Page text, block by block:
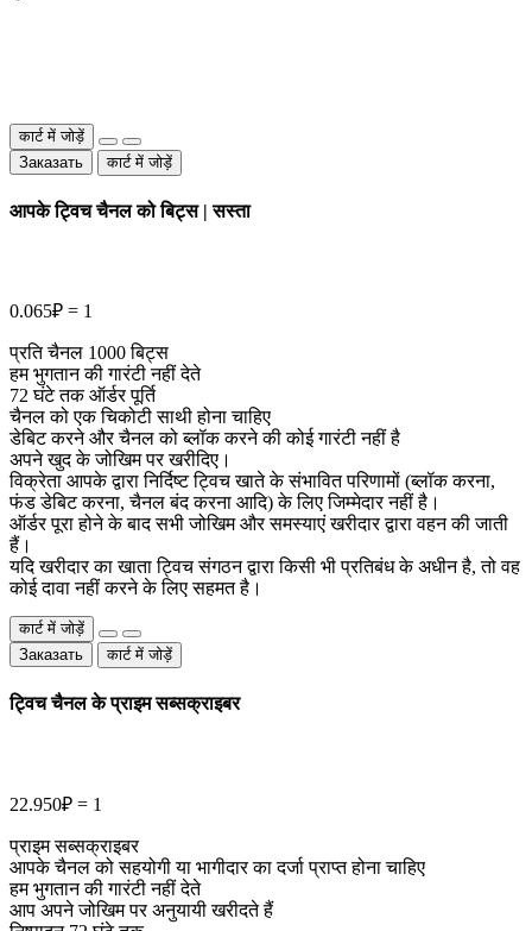
कार्ट में जोड़ें
Заказать
कार्ट में जोड़ें
आपके ट्विच चैनल को बिट्स | सस्ता
0.065₽ = 1
प्रति चैनल 1000 बिट्स
हम भुगतान की गारंटी नहीं देते
72 घंटे तक ऑर्डर पूर्ति
चैनल को एक चिकोटी साथी होना चाहिए
डेबिट करने और चैनल को ब्लॉक करने की कोई गारंटी नहीं है
अपने खुद के जोखिम पर खरीदिए।
विक्रेता आपके द्वारा निर्दिष्ट ट्विच खाते के संभावित परिणामों (ब्लॉक करना,
फंड डेबिट करना, चैनल बंद करना आदि) के लिए जिम्मेदार नहीं है।
ऑर्डर पूरा होने के बाद सभी जोखिम और समस्याएं खरीदार द्वारा वहन की जाती
हैं।
यदि खरीदार का खाता ट्विच संगठन द्वारा किसी भी प्रतिबंध के अधीन है, तो वह
कोई दावा नहीं करने के लिए सहमत है।
कार्ट में जोड़ें
Заказать
कार्ट में जोड़ें
ट्विच चैनल के प्राइम सब्सक्राइबर
22.950₽ = 1
प्राइम सब्सक्राइबर
आपके चैनल को सहयोगी या भागीदार का दर्जा प्राप्त होना चाहिए
हम भुगतान की गारंटी नहीं देते
आप अपने जोखिम पर अनुयायी खरीदते हैं